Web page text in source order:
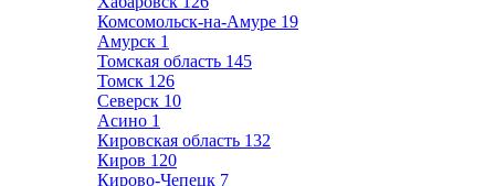
Комсомольск-на-Амуре 19
Амурск 1
Томская область 145
Томск 126
Северск 10
Асино 1
Кировская область 132
Киров 120
Кирово-Чепецк 7